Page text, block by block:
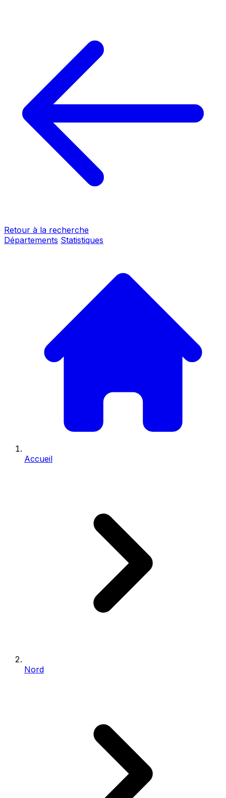
Retour à la recherche
Départements Statistiques
Accueil
Nord